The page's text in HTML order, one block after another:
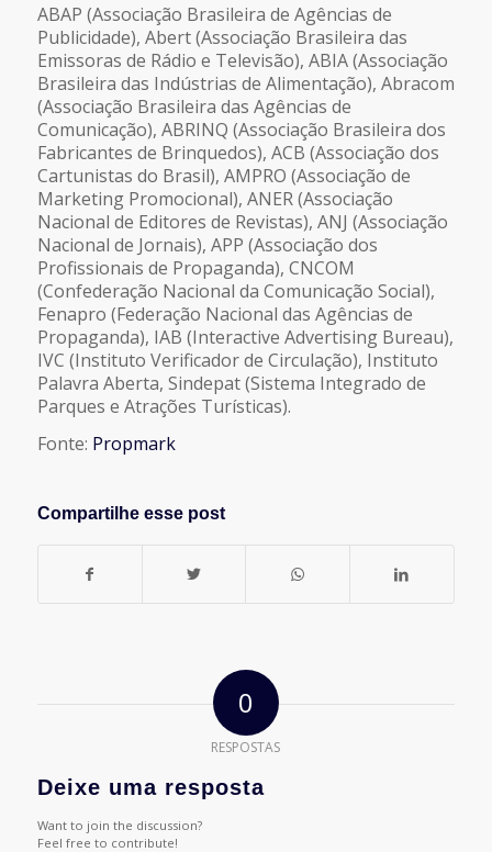
ABAP (Associação Brasileira de Agências de
Publicidade), Abert (Associação Brasileira das
Emissoras de Rádio e Televisão), ABIA (Associação
Brasileira das Indústrias de Alimentação), Abracom
(Associação Brasileira das Agências de
Comunicação), ABRINQ (Associação Brasileira dos
Fabricantes de Brinquedos), ACB (Associação dos
Cartunistas do Brasil), AMPRO (Associação de
Marketing Promocional), ANER (Associação
Nacional de Editores de Revistas), ANJ (Associação
Nacional de Jornais), APP (Associação dos
Profissionais de Propaganda), CNCOM
(Confederação Nacional da Comunicação Social),
Fenapro (Federação Nacional das Agências de
Propaganda), IAB (Interactive Advertising Bureau),
IVC (Instituto Verificador de Circulação), Instituto
Palavra Aberta, Sindepat (Sistema Integrado de
Parques e Atrações Turísticas).
Fonte: Propmark
Compartilhe esse post
0
RESPOSTAS
Deixe uma resposta
Want to join the discussion?
Feel free to contribute!